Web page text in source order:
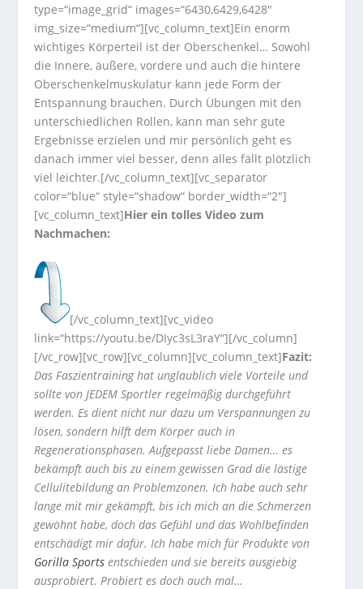
type=“image_grid“ images=“6430,6429,6428″
img_size=“medium“][vc_column_text]Ein enorm
wichtiges Körperteil ist der Oberschenkel… Sowohl
die Innere, äußere, vordere und auch die hintere
Oberschenkelmuskulatur kann jede Form der
Entspannung brauchen. Durch Übungen mit den
unterschiedlichen Rollen, kann man sehr gute
Ergebnisse erzielen und mir persönlich geht es
danach immer viel besser, denn alles fällt plötzlich
viel leichter.[/vc_column_text][vc_separator
color=“blue“ style=“shadow“ border_width=“2″]
[vc_column_text]Hier ein tolles Video zum
Nachmachen:
[/vc_column_text][vc_video
link=“https://youtu.be/DIyc3sL3raY“][/vc_column]
[/vc_row][vc_row][vc_column][vc_column_text]Fazit:
Das Faszientraining hat unglaublich viele Vorteile und
sollte von JEDEM Sportler regelmäßig durchgeführt
werden. Es dient nicht nur dazu um Verspannungen zu
lösen, sondern hilft dem Körper auch in
Regenerationsphasen. Aufgepasst liebe Damen… es
bekämpft auch bis zu einem gewissen Grad die lästige
Cellulitebildung an Problemzonen. Ich habe auch sehr
lange mit mir gekämpft, bis ich mich an die Schmerzen
gewöhnt habe, doch das Gefühl und das Wohlbefinden
entschädigt mir dafür. Ich habe mich für Produkte von
Gorilla Sports entschieden und sie bereits ausgiebig
ausprobiert. Probiert es doch auch mal…